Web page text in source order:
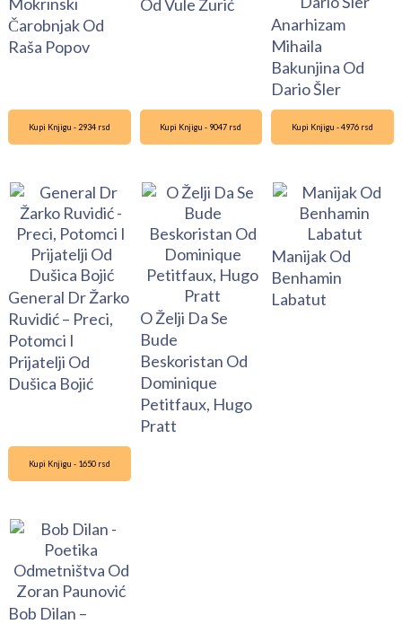
Čarobnjak Od
Raša Popov
Od Vule Žurić
Anarhizam
Mihaila
Bakunjina Od
Dario Šler
Kupi Knjigu - 2934 rsd
General Dr Žarko
Ruvidić – Preci,
Potomci I
Prijatelji Od
Dušica Bojić
Kupi Knjigu - 9047 rsd
O Želji Da Se
Bude
Beskoristan Od
Dominique
Petitfaux, Hugo
Pratt
Kupi Knjigu - 4976 rsd
Manijak Od
Benhamin
Labatut
Kupi Knjigu - 1650 rsd
Bob Dilan –